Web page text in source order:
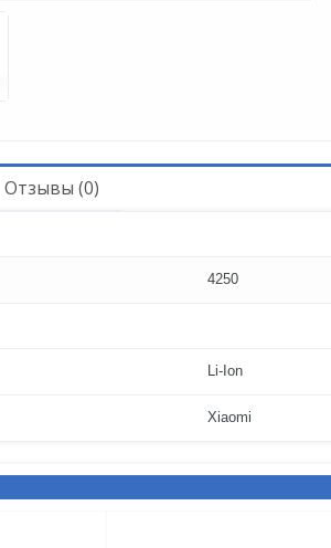
Отзывы (0)
4250
Li-Ion
Xiaomi